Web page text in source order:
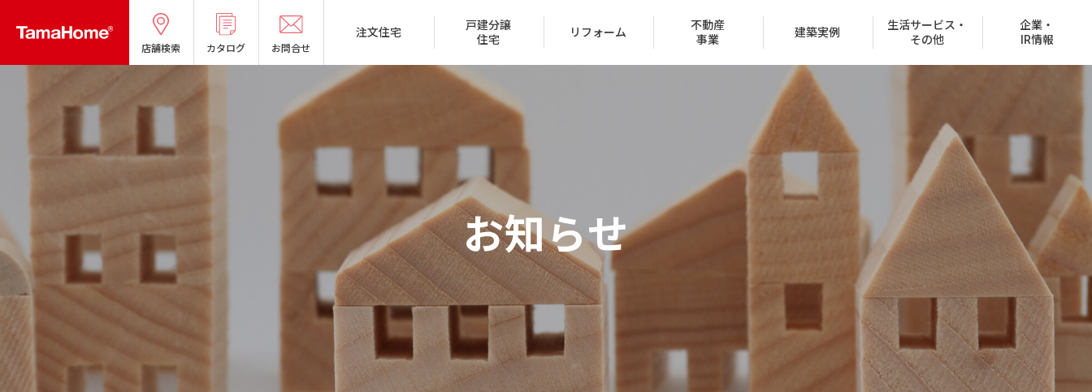
店舗検索 カタログ お問合せ
注文住宅
タマホームの考える家づくり 家づくりのステップ
保証とサポート 住宅net
戸建分譲
住宅
リフォーム
リフォームメニュー FAQ
不動産
事業
分譲マンション
賃貸取扱物件
（サブリース事業）
区分所有権販売事業
建築実例
オーナー様の声 建築実例
生活サービス・
その他
ハッピーライフクラブ お客様紹介制度
タマネット
企業・
IR情報
役員紹介
IR情報 経営方針 グループ会社
採用情報 受賞一覧 協賛イベント CMギャラリー
お知らせ